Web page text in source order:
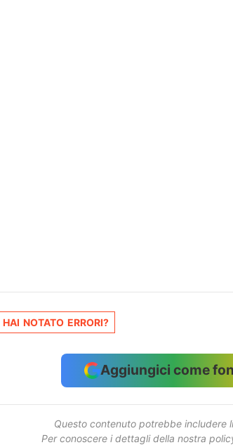
HAI NOTATO ERRORI?
Aggiungici come
Questo contenuto potrebbe includere
Per conoscere i dettagli della nostra